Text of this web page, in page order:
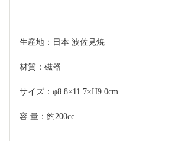
生産地：日本 波佐見焼
材質：磁器
サイズ：φ8.8×11.7×H9.0cm
容 量：約200cc